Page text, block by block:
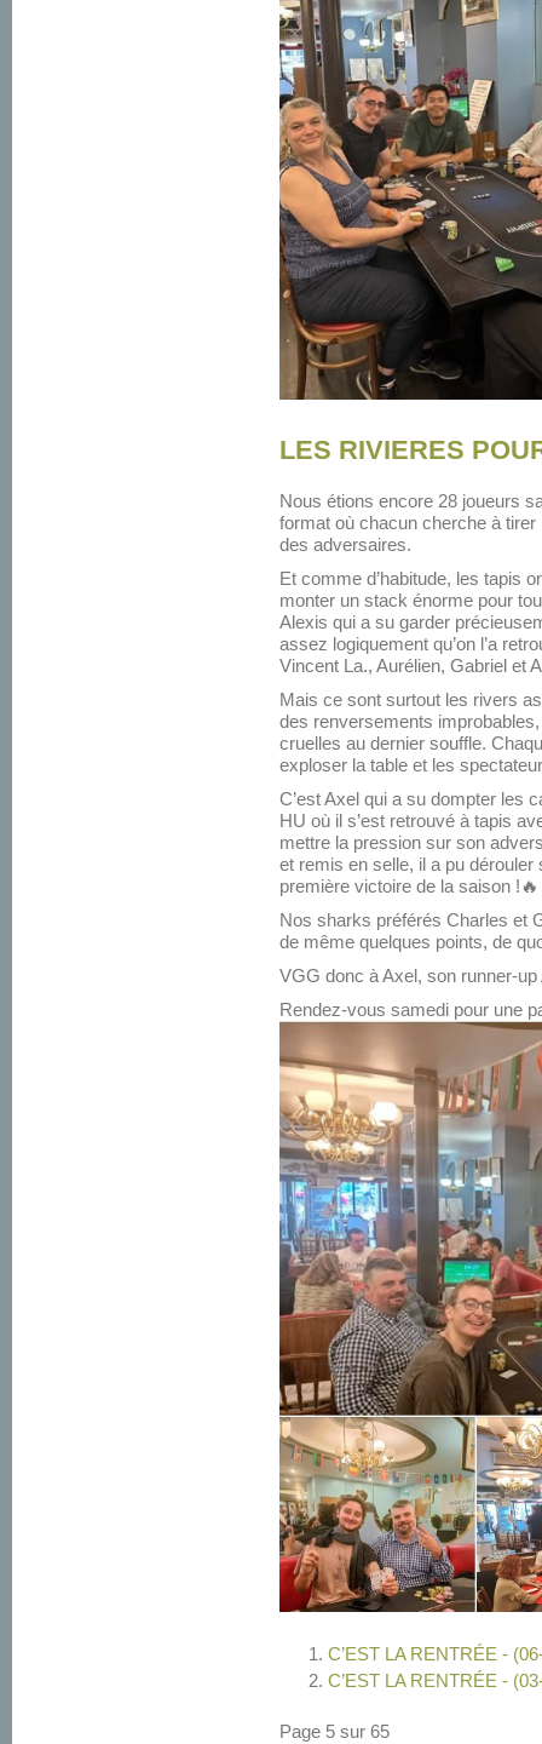
LES RIVIERES
Nous étions encore 28 joueurs
format où chacun cherche à tirer
des adversaires.
Et comme d’habitude, les tapis
monter un stack énorme pour
Alexis qui a su garder
assez logiquement qu’on l’a
Vincent La., Aurélien, Gabriel et
Mais ce sont surtout les rivers
des renversements
cruelles au dernier souffle.
exploser la table et les
C’est Axel qui a su dompter les
HU où il s’est retrouvé à tapis
mettre la pression sur son
et remis en selle, il a pu
première victoire de la saison !🔥
Nos sharks préférés Charles et
de même quelques points, de
VGG donc à Axel, son runner-
Rendez-vous samedi pour une
C’EST LA RENTRÉE -
C’EST LA RENTRÉE -
Page 5 sur 65